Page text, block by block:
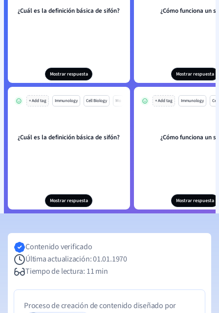
¿Cuál es la definición básica de sifón?
Mostrar respuesta
¿Cómo funciona un
Mostrar respuesta
+ Add tag Immunology Cell Biology Mo
¿Cuál es la definición básica de sifón?
Mostrar respuesta
+ Add tag Immunology
¿Cómo funciona un
Mostrar respuesta
Contenido verificado
Última actualización: 01.01.1970
Tiempo de lectura: 11 min
Proceso de creación de contenido diseñado por